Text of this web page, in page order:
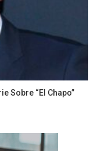
Sobre “El Chapo”